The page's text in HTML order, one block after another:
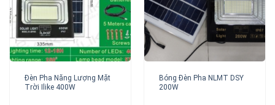
Đèn Pha Năng Lượng Mặt
Trời Ilike 400W
Bóng Đèn Pha NLMT DSY
200W